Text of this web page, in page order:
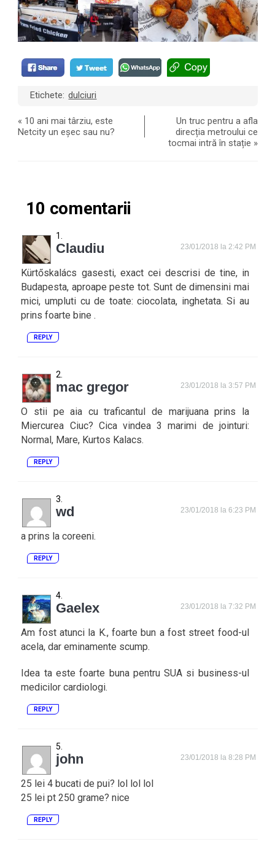
Etichete: dulciuri
« 10 ani mai târziu, este
Netcity un eșec sau nu?
Un truc pentru a afla
direcția metroului ce
tocmai intră în stație »
10 comentarii
Claudiu 23/01/2018 la 2:42 PM
Kürtőskalács gasesti, exact cei descrisi de tine, in
Budapesta, aproape peste tot. Sunt de dimensini mai
mici, umpluti cu de toate: ciocolata, inghetata. Si au
prins foarte bine .
REPLY
mac gregor 23/01/2018 la 3:57 PM
O stii pe aia cu traficantul de marijuana prins la
Miercurea Ciuc? Cica vindea 3 marimi de jointuri:
Normal, Mare, Kurtos Kalacs.
REPLY
wd 23/01/2018 la 6:23 PM
a prins la coreeni.
REPLY
Gaelex 23/01/2018 la 7:32 PM
Am fost atunci la K., foarte bun a fost street food-ul
acela, dar eminamente scump.
Idea ta este foarte buna pentru SUA si business-ul
medicilor cardiologi.
REPLY
john 23/01/2018 la 8:28 PM
25 lei 4 bucati de pui? lol lol lol
25 lei pt 250 grame? nice
REPLY